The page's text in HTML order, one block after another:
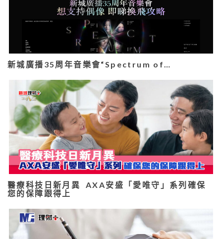
新城廣播35周年音樂會“Spectrum of…
醫療科技日新月異 AXA安盛「愛唯守」系列確保
您的保障跟得上